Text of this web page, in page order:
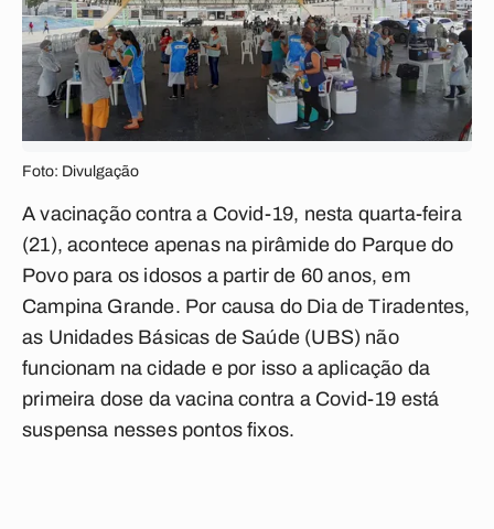
Foto: Divulgação
A vacinação contra a Covid-19, nesta quarta-feira
(21), acontece apenas na pirâmide do Parque do
Povo para os idosos a partir de 60 anos, em
Campina Grande. Por causa do Dia de Tiradentes,
as Unidades Básicas de Saúde (UBS) não
funcionam na cidade e por isso a aplicação da
primeira dose da vacina contra a Covid-19 está
suspensa nesses pontos fixos.